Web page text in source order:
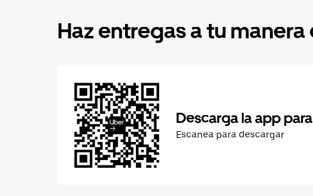
Haz entregas a tu manera
Descarga la app
Escanea para descargar